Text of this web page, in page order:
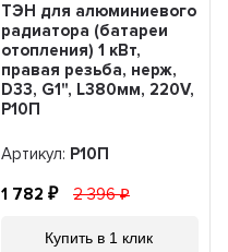
ТЭН для алюминиевого
радиатора (батареи
отопления) 1 кВт,
правая резьба, нерж,
D33, G1", L380мм, 220V,
Р10П
Артикул: Р10П
1 782 2 396
Купить в 1 клик